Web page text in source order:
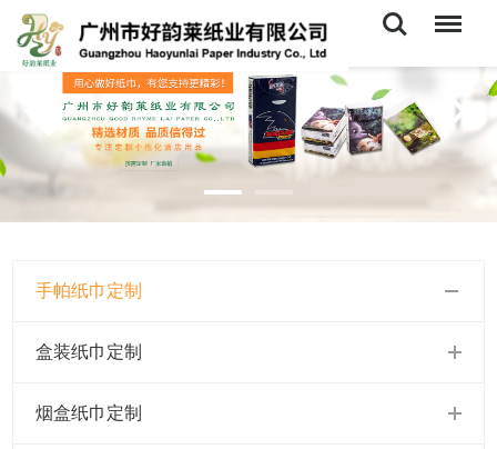
Search
手帕纸巾定制
盒装纸巾定制
烟盒纸巾定制